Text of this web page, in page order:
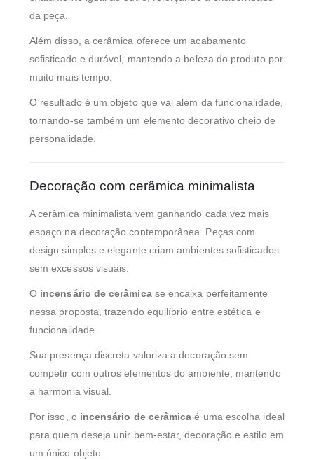
da peça.
Além disso, a cerâmica oferece um acabamento
sofisticado e durável, mantendo a beleza do produto por
muito mais tempo.
O resultado é um objeto que vai além da funcionalidade,
tornando-se também um elemento decorativo cheio de
personalidade.
Decoração com cerâmica minimalista
A cerâmica minimalista vem ganhando cada vez mais
espaço na decoração contemporânea. Peças com
design simples e elegante criam ambientes sofisticados
sem excessos visuais.
O incensário de cerâmicase encaixa perfeitamente
nessa proposta, trazendo equilíbrio entre estética e
funcionalidade.
Sua presença discreta valoriza a decoração sem
competir com outros elementos do ambiente, mantendo
a harmonia visual.
Por isso, o incensário de cerâmica é uma escolha ideal
para quem deseja unir bem-estar, decoração e estilo em
um único objeto.